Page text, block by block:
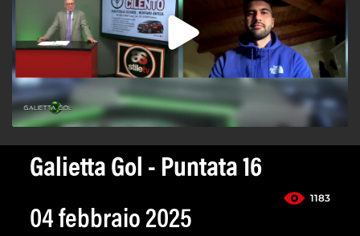
Galietta Gol - Puntata 16
1183
04 febbraio 2025